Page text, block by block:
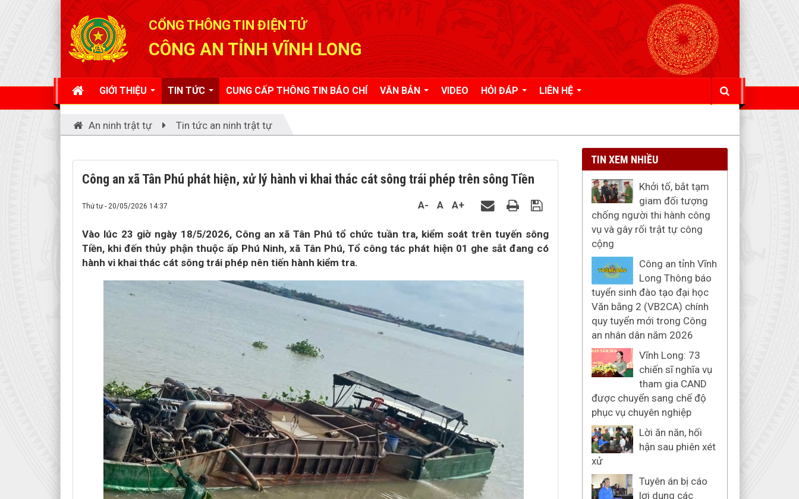
CỔNG THÔNG TIN ĐIỆN TỬ
CÔNG AN TỈNH VĨNH LONG
GIỚI THIỆU TIN TỨC CUNG CẤP THÔNG TIN BÁO CHÍ VĂN BẢN VIDEO HỎI ĐÁP LIÊN HỆ
An ninh trật tự Tin tức an ninh trật tự
Công an xã Tân Phú phát hiện, xử lý hành vi khai thác cát sông trái phép trên sông Tiền
Thứ tư - 20/05/2026 14:37 A- A A+
Vào lúc 23 giờ ngày 18/5/2026, Công an xã Tân Phú tổ chức tuần tra, kiểm soát trên tuyến sông
Tiền, khi đến thủy phận thuộc ấp Phú Ninh, xã Tân Phú, Tổ công tác phát hiện 01 ghe sắt đang có
hành vi khai thác cát sông trái phép nên tiến hành kiểm tra.
TIN XEM NHIỀU
Khởi tố, bắt tạm
giam đối tượng
chống người thi hành công
vụ và gây rối trật tự công
cộng
Công an tỉnh Vĩnh
Long Thông báo
tuyển sinh đào tạo đại học
Văn bằng 2 (VB2CA) chính
quy tuyển mới trong Công
an nhân dân năm 2026
Vĩnh Long: 73
chiến sĩ nghĩa vụ
tham gia CAND
được chuyển sang chế độ
phục vụ chuyên nghiệp
Lời ăn năn, hối
hận sau phiên xét
xử
Tuyên án bị cáo
lợi dụng các